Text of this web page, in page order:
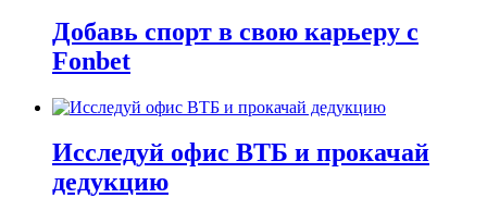
Добавь спорт в свою карьеру с
Fonbet
Исследуй офис ВТБ и прокачай
дедукцию